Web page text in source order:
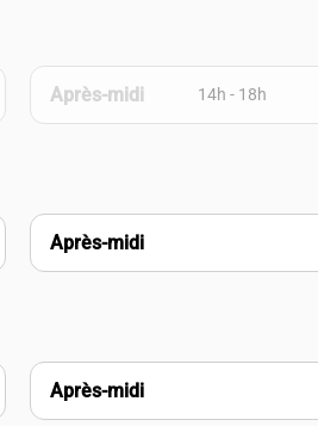
Après-midi 14h - 18h
Après-midi
Après-midi